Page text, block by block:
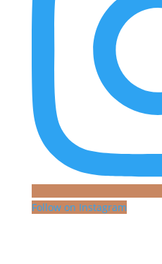
Follow on Instagram